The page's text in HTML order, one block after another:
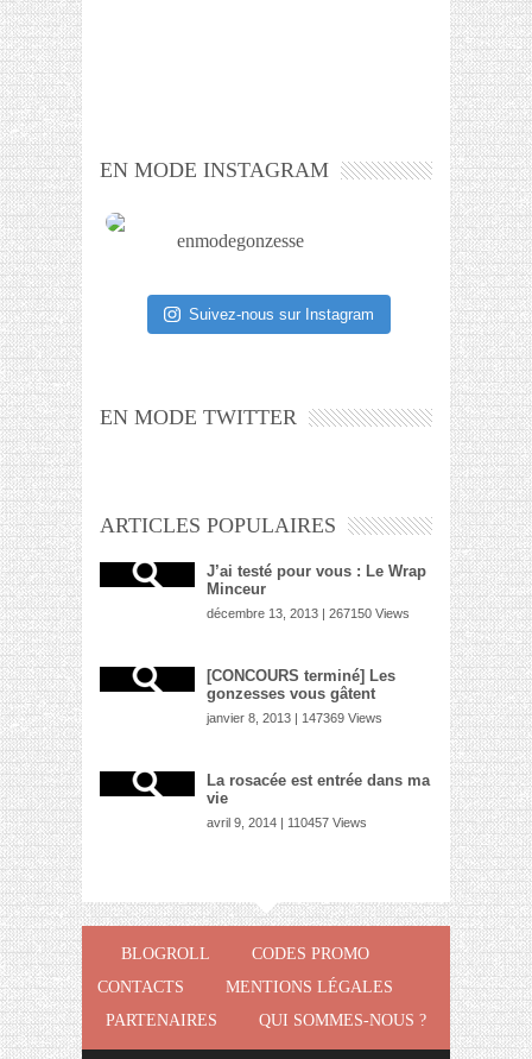
EN MODE INSTAGRAM
enmodegonzesse
Suivez-nous sur Instagram
EN MODE TWITTER
ARTICLES POPULAIRES
J’ai testé pour vous : Le Wrap
Minceur
décembre 13, 2013 | 267150 Views
[CONCOURS terminé] Les
gonzesses vous gâtent
janvier 8, 2013 | 147369 Views
La rosacée est entrée dans ma
vie
avril 9, 2014 | 110457 Views
BLOGROLL
CODES PROMO
CONTACTS
MENTIONS LÉGALES
PARTENAIRES
QUI SOMMES-NOUS ?